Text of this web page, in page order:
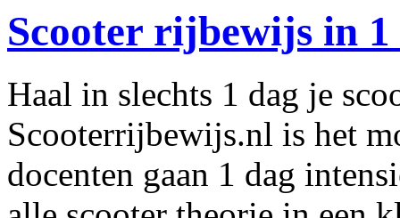
Scooter rijbewijs in 1
Haal in slechts 1 dag je
Scooterrijbewijs.nl is het
docenten gaan 1 dag